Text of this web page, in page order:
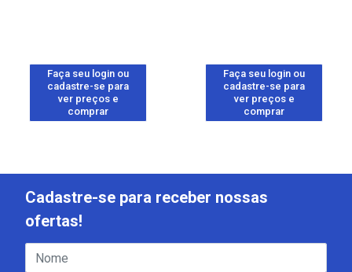
Faça seu login ou
cadastre-se para
ver preços e
comprar
Faça seu login ou
cadastre-se para
ver preços e
comprar
Cadastre-se para receber nossas
ofertas!